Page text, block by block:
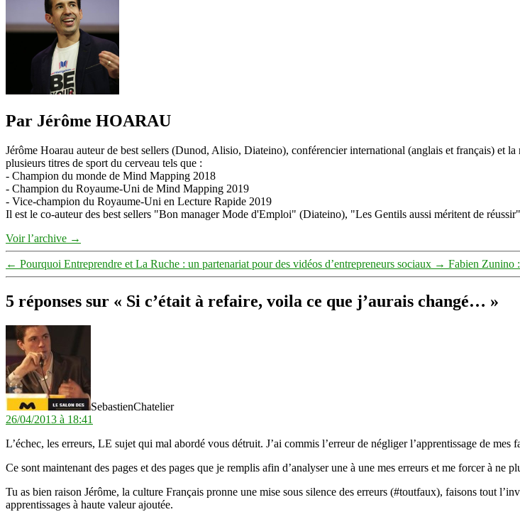
Par Jérôme HOARAU
Jérôme Hoarau auteur de best sellers (Dunod, Alisio, Diateino), conférencier international (anglais et français) et
plusieurs titres de sport du cerveau tels que :
- Champion du monde de Mind Mapping 2018
- Champion du Royaume-Uni de Mind Mapping 2019
- Vice-champion du Royaume-Uni en Lecture Rapide 2019
Il est le co-auteur des best sellers "Bon manager Mode d'Emploi" (Diateino), "Les Gentils aussi méritent de
Voir l’archive →
← Pourquoi Entreprendre et La Ruche : un partenariat pour des vidéos d’entrepreneurs sociaux → Fabien Zunino
5 réponses sur « Si c’était à refaire, voila ce que j’aurais changé… »
SebastienChatelier
26/04/2013 à 18:41
L’échec, les erreurs, LE sujet qui mal abordé vous détruit. J’ai commis l’erreur de négliger l’apprentissage de mes
Ce sont maintenant des pages et des pages que je remplis afin d’analyser une à une mes erreurs et me forcer à ne
Tu as bien raison Jérôme, la culture Français pronne une mise sous silence des erreurs (#toutfaux), faisons tout
apprentissages à haute valeur ajoutée.